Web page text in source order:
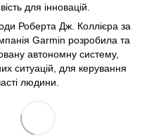
для інновацій.
Роберта Дж. Коллієра за
Garmin розробила та
автономну систему,
ситуацій, для керування
людини.